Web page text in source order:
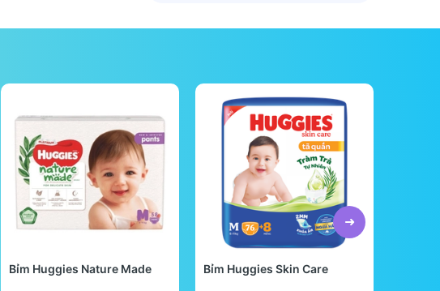
Bỉm Huggies Nature Made Bỉm Huggies Skin Care